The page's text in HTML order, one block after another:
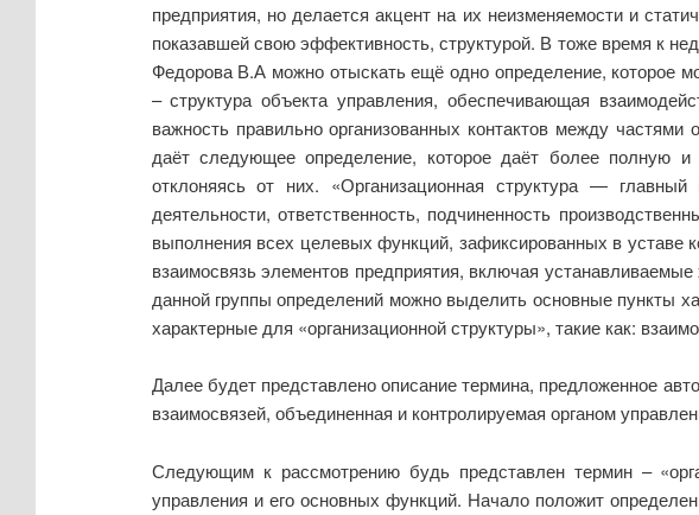
предприятия, но делается акцент на их неизменяемости и
показавшей свою эффективность, структурой. В тоже время к
Федорова В.А можно отыскать ещё одно определение, которое
– структура объекта управления, обеспечивающая
важность правильно организованных контактов между
даёт следующее определение, которое даёт более полную
отклоняясь от них. «Организационная структура —
деятельности, ответственность, подчиненность
выполнения всех целевых функций, зафиксированных в уставе
взаимосвязь элементов предприятия, включая
данной группы определений можно выделить основные пункты
характерные для «организационной структуры», такие как:
Далее будет представлено описание термина, предложенное
взаимосвязей, объединенная и контролируемая органом
Следующим к рассмотрению будь представлен термин –
управления и его основных функций. Начало положит